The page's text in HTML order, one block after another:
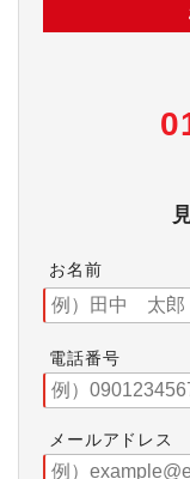
お名前
電話番号
メールアドレス